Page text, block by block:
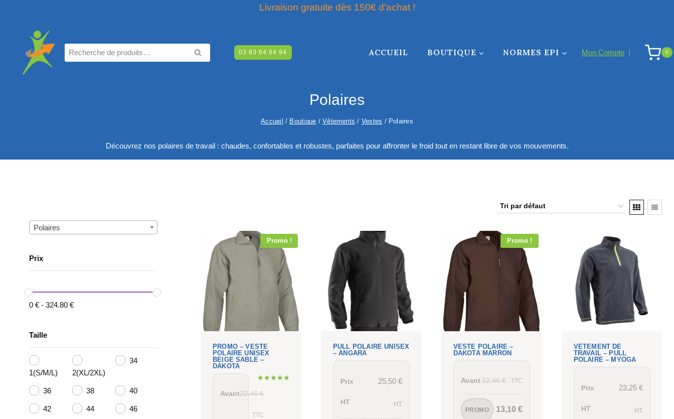
Livraison gratuite dès 150€ d'achat !
Recherche
pour :
RECHERCHE03 83 64 64 94 ACCUEIL BOUTIQUE NORMES EPI Mon Compte 0
Polaires
Accueil / Boutique / Vêtements / Vestes / Polaires
Découvrez nos polaires de travail : chaudes, confortables et robustes, parfaites pour affronter le froid tout en restant libre de vos mouvements.
Promo !
PROMO – VESTE
POLAIRE UNISEX
BEIGE SABLE –
DAKOTA
5.00
Avant22,46€
TTC
PULL POLAIRE UNISEX
– ANGARA
Prix
HT
25,50 €
HT
Promo !
VESTE POLAIRE –
DAKOTA MARRON
Avant 22,46€ TTC
PROMO 13,10 €
VETEMENT DE
TRAVAIL – PULL
POLAIRE – MYOGA
Prix
HT
23,25 €
HT
Polaires
Prix
0 € - 324.80 €
Taille
1(S/M/L) 2(XL/2XL)
34
36 38 40
42 44 46